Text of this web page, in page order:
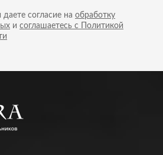
согласие на обработку
и соглашаетесь с Политикой